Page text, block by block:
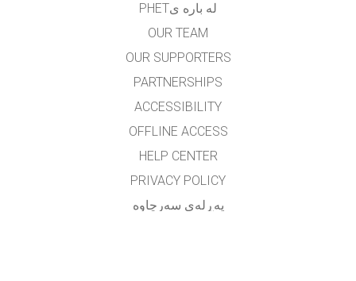
له باره یPHET
OUR TEAM
OUR SUPPORTERS
PARTNERSHIPS
ACCESSIBILITY
OFFLINE ACCESS
HELP CENTER
PRIVACY POLICY
په‌ڕله‌ی سه‌رچاوه‌